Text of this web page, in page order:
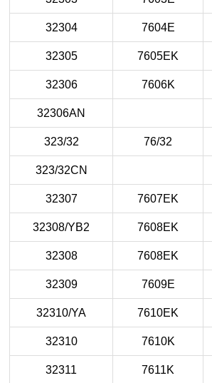
32304 7604E
32305 7605EK
32306 7606K
32306AN
323/32 76/32
323/32CN
32307 7607EK
32308/YB2 7608EK
32308 7608EK
32309 7609E
32310/YA 7610EK
32310 7610K
32311 7611K